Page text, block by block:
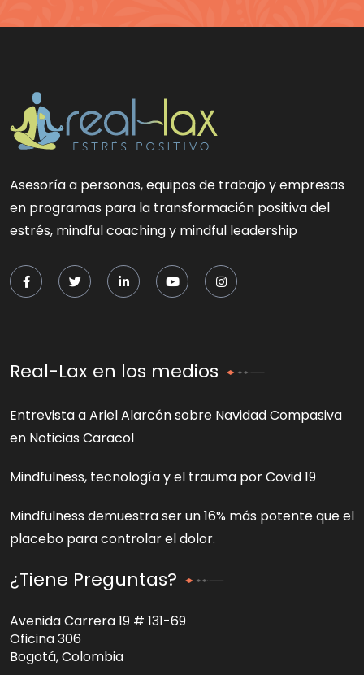
Asesoría a personas, equipos de trabajo y empresas
en programas para la transformación positiva del
estrés, mindful coaching y mindful leadership
Real-Lax en los medios
Entrevista a Ariel Alarcón sobre Navidad Compasiva
en Noticias Caracol
Mindfulness, tecnología y el trauma por Covid 19
Mindfulness demuestra ser un 16% más potente que el
placebo para controlar el dolor.
¿Tiene Preguntas?
Avenida Carrera 19 # 131-69
Oficina 306
Bogotá, Colombia